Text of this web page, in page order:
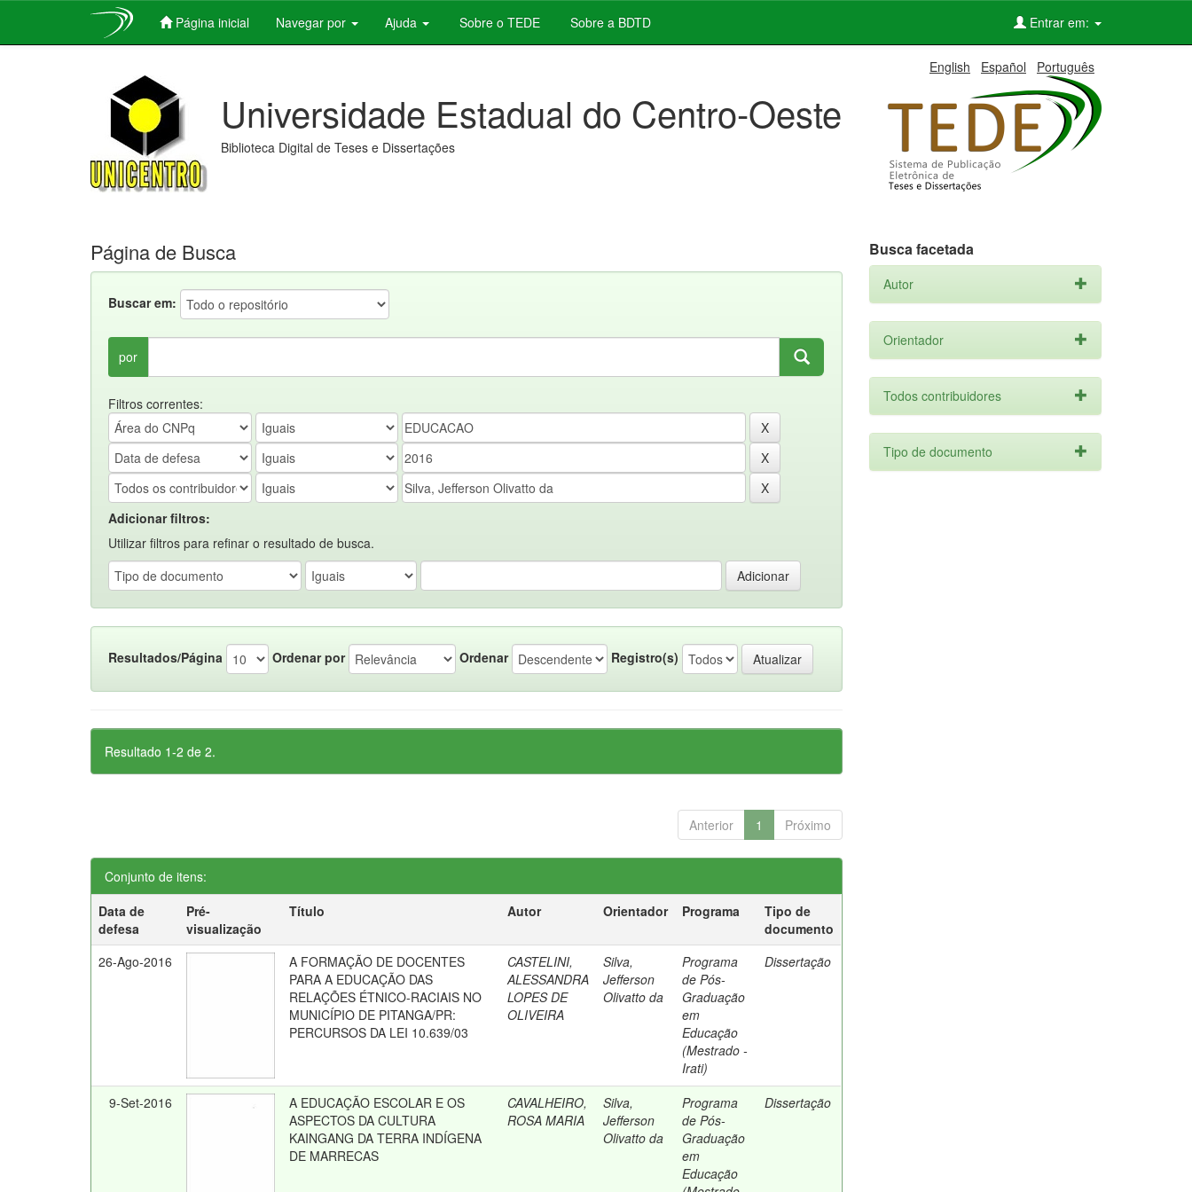
Página inicial Navegar por Ajuda Sobre o TEDE Sobre a BDTD Entrar em:
English Español Português
Universidade Estadual do Centro-Oeste
Biblioteca Digital de Teses e Dissertações
Página de Busca
Buscar em:
por
Filtros correntes:
Adicionar filtros:
Utilizar filtros para refinar o resultado de busca.
Resultados/Página Ordenar por Ordenar Registro(s)
Resultado 1-2 de 2.
Anterior 1 Próximo
Conjunto de itens:
Data de
defesa
Pré-
visualização
Título Autor Orientador Programa
Tipo de
documento
26-Ago-2016
A FORMAÇÃO DE DOCENTES
PARA A EDUCAÇÃO DAS
RELAÇÕES ÉTNICO-RACIAIS NO
MUNICÍPIO DE PITANGA/PR:
PERCURSOS DA LEI 10.639/03
CASTELINI,
ALESSANDRA
LOPES DE
OLIVEIRA
Silva,
Jefferson
Olivatto da
Programa
de Pós-
Graduação
em
Educação
(Mestrado -
Irati)
Dissertação
9-Set-2016
A EDUCAÇÃO ESCOLAR E OS
ASPECTOS DA CULTURA
KAINGANG DA TERRA INDÍGENA
DE MARRECAS
CAVALHEIRO,
ROSA MARIA
Silva,
Jefferson
Olivatto da
Programa
de Pós-
Graduação
em
Educação
Dissertação
Busca facetada
Autor
Orientador
Todos contribuidores
Tipo de documento